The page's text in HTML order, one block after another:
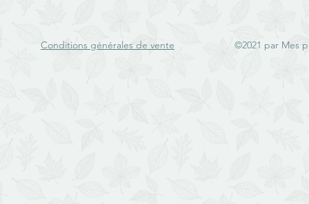
Conditions générales de vente ©2021 par Mes